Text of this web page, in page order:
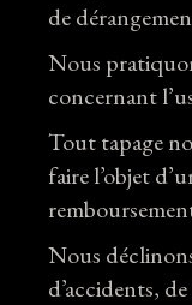
de
Nous
concernant
Tout tapage
faire l’objet
Nous
d’accidents,